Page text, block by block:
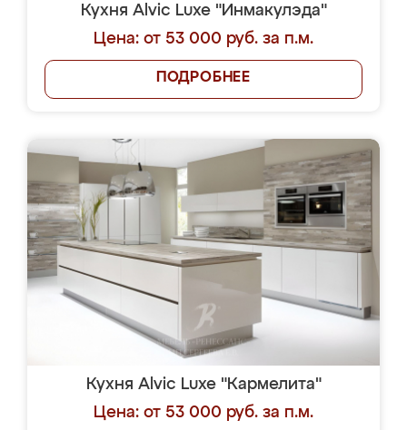
Кухня Alvic Luxe "Инмакулэда"
Цена: от 53 000 руб. за п.м.
ПОДРОБНЕЕ
Кухня Alvic Luxe "Кармелита"
Цена: от 53 000 руб. за п.м.